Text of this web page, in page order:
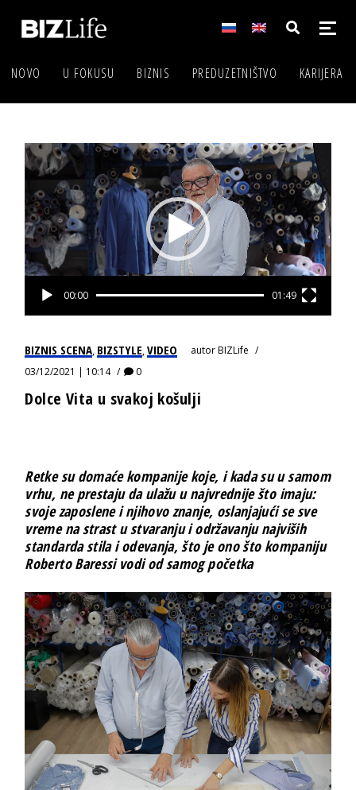
NOVO U FOKUSU BIZNIS PREDUZETNIŠTVO KARIJERA
Video
Player
00:00 01:49
BIZNIS SCENA, BIZSTYLE,VIDEO autorBIZLife
03/12/2021 | 10:14
0
Dolce Vita u svakoj košulji
Retke su domaće kompanije koje, i kada su u samom
vrhu, ne prestaju da ulažu u najvrednije što imaju:
svoje zaposlene i njihovo znanje, oslanjajući se sve
vreme na strast u stvaranju i održavanju najviših
standarda stila i odevanja, što je ono što kompaniju
Roberto Baressi vodi od samog početka